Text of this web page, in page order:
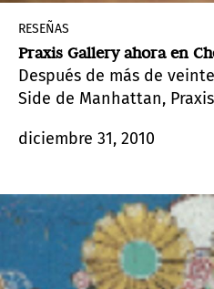
RESEÑAS
Praxis Gallery ahora en
Después de más de
Side de Manhattan,
Chelsea.
diciembre 31, 2010